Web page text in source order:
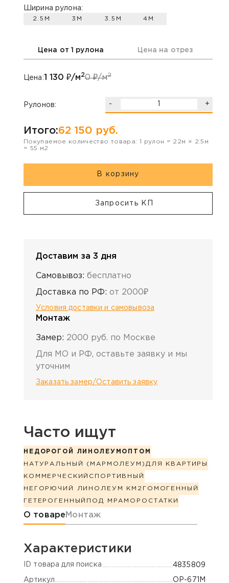
Ширина рулона:
2.5М 3М 3.5М 4М
Цена от 1 рулона Цена на отрез
Цена:1 130 ₽/м20₽/м2
Рулонов: - +
Итого:62 150 руб.
Покупаемое количество товара: 1 рулон = 22м × 2.5 м
= 55 м2
В корзину
Запросить КП
Доставим за 3 дня
Самовывоз: бесплатно
Доставка по РФ: от 2000₽
Условия доставки и самовывоза
Монтаж
Замер: 2000 руб. по Москве
Для МО и РФ, оставьте заявку и мы
уточним
Заказать замер/Оставить заявку
Часто ищут
НЕДОРОГОЙ ЛИНОЛЕУМ ОПТОМ
НАТУРАЛЬНЫЙ (МАРМОЛЕУМ) ДЛЯ КВАРТИРЫ
КОММЕРЧЕСКИЙ СПОРТИВНЫЙ
НЕГОРЮЧИЙ ЛИНОЛЕУМ КМ2 ГОМОГЕННЫЙ
ГЕТЕРОГЕННЫЙ ПОД МРАМОР ОСТАТКИ
Информация о товаре
О товаре Монтаж
Характеристики
ID товара для поиска 4835809
Артикул OP-671M